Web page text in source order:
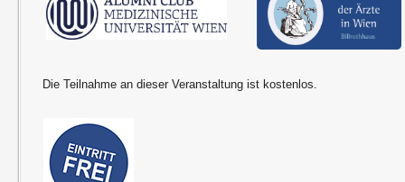
Die Teilnahme an dieser Veranstaltung ist kostenlos.